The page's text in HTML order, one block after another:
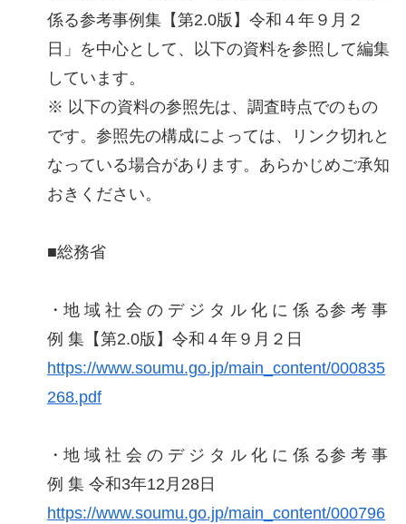
係る参考事例集【第2.0版】令和４年９月２
日」を中心として、以下の資料を参照して編集
しています。
※ 以下の資料の参照先は、調査時点でのもの
です。参照先の構成によっては、リンク切れと
なっている場合があります。あらかじめご承知
おきください。
■総務省
・地 域 社 会 の デ ジ タ ル 化 に 係 る参 考 事
例 集【第2.0版】令和４年９月２日
https://www.soumu.go.jp/main_content/000835
268.pdf
・地 域 社 会 の デ ジ タ ル 化 に 係 る参 考 事
例 集 令和3年12月28日
https://www.soumu.go.jp/main_content/000796